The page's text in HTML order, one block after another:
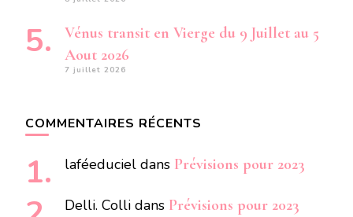
Vénus transit en Vierge du 9 Juillet au 5
Aout 2026
7 juillet 2026
COMMENTAIRES RÉCENTS
laféeduciel dans Prévisions pour 2023
Delli. Colli dans Prévisions pour 2023